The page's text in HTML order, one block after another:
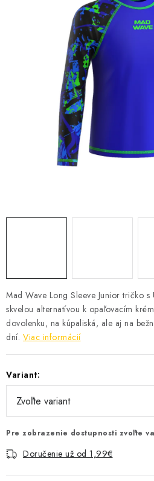
VŠETKO PRE DETI
HRAČKY DO VODY
PODVODNÉ SKÚTRE
TAŠKY A VAKY
Mad Wave Long Sleeve Junior tričko
skvelou alternatívou k opaľovacím
dovolenku, na kúpaliská, ale aj na
dní. Viac informácií
Variant:
Pre zobrazenie dostupnosti zvoľte
Doručenie už od 1,99€